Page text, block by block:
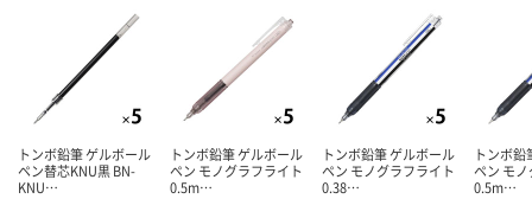
トンボ鉛筆 ゲルボール
ペン替芯KNU黒 BN-
KNU…
トンボ鉛筆 ゲルボール
ペン モノグラフライト
0.5m…
トンボ鉛筆 ゲルボール
ペン モノグラフライト
0.38…
トンボ鉛
ペン モ
0.5m…